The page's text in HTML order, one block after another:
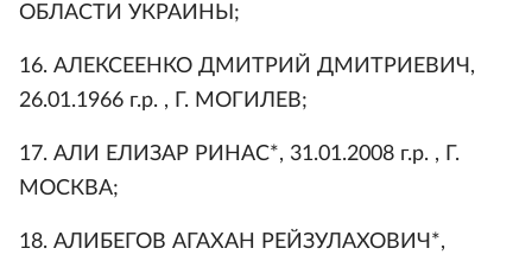
ОБЛАСТИ УКРАИНЫ;
16. АЛЕКСЕЕНКО ДМИТРИЙ ДМИТРИЕВИЧ,
26.01.1966 г.р. , Г. МОГИЛЕВ;
17. АЛИ ЕЛИЗАР РИНАС*, 31.01.2008 г.р. , Г.
МОСКВА;
18. АЛИБЕГОВ АГАХАН РЕЙЗУЛАХОВИЧ*,